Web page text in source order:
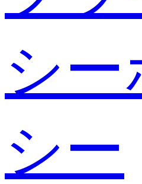
シー
シー